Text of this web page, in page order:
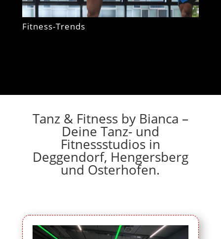
Fitness-Trends
Tanz & Fitness by Bianca –
Deine Tanz- und
Fitnessstudios in
Deggendorf, Hengersberg
und Osterhofen.